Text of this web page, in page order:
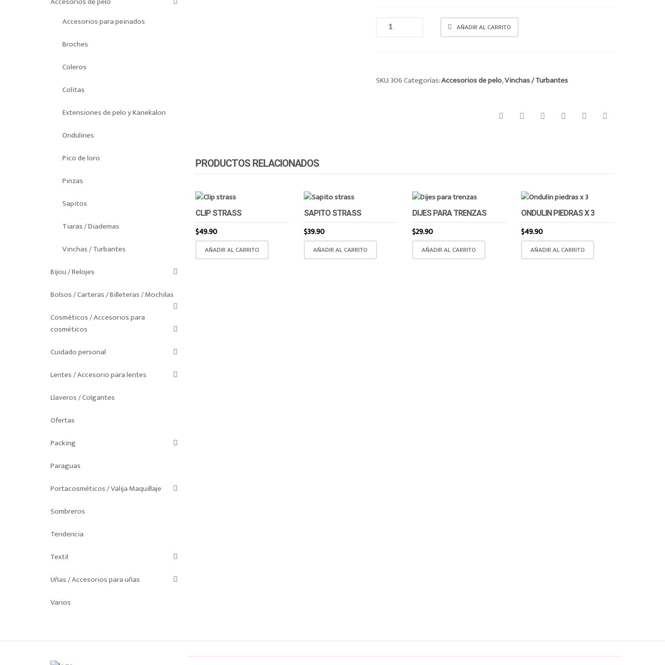
VINCHA
AÑADIR AL CARRITO
SKU:306Categorías:Accesorios de pelo,Vinchas / Turbantes
PRODUCTOS RELACIONADOS
CLIP STRASS
$49.90
AÑADIR AL CARRITO
SAPITO STRASS
$39.90
AÑADIR AL CARRITO
DIJES PARA TRENZAS
$29.90
AÑADIR AL CARRITO
ONDULIN PIEDRAS X 3
$49.90
AÑADIR AL CARRITO
Accesorios para peinados
Broches
Coleros
Colitas
Extensiones de pelo y Kanekalon
Ondulines
Pico de loro
Pinzas
Sapitos
Tiaras / Diademas
Vinchas / Turbantes
Bijou / Relojes
Bolsos / Carteras / Billeteras / Mochilas
Cosméticos / Accesorios para
cosméticos
Cuidado personal
Lentes / Accesorio para lentes
Llaveros / Colgantes
Ofertas
Packing
Paraguas
Portacosméticos / Valija Maquillaje
Sombreros
Tendencia
Textil
Uñas / Accesorios para uñas
Varios